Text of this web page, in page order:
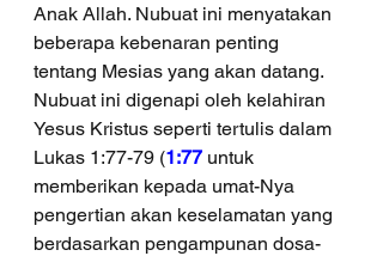
Anak Allah. Nubuat ini menyatakan
beberapa kebenaran penting
tentang Mesias yang akan datang.
Nubuat ini digenapi oleh kelahiran
Yesus Kristus seperti tertulis dalam
Lukas 1:77-79 (1:77 untuk
memberikan kepada umat-Nya
pengertian akan keselamatan yang
berdasarkan pengampunan dosa-